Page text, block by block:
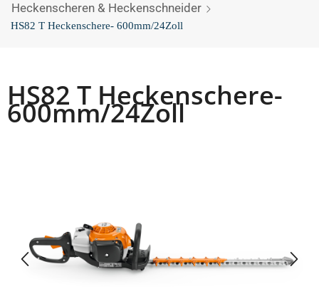
Heckenscheren & Heckenschneider
HS82 T Heckenschere- 600mm/24Zoll
HS82 T Heckenschere-
600mm/24Zoll